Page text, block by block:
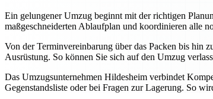
Ein gelungener Umzug beginnt mit der richtigen
maßgeschneiderten Ablaufplan und koordinieren alle
Von der Terminvereinbarung über das Packen bis hin
Ausrüstung. So können Sie sich auf den Umzug
Das Umzugsunternehmen Hildesheim verbindet
Gegenstandsliste oder bei Fragen zur Lagerung. So